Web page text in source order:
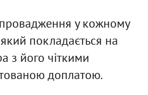
у кожному
покладається на
з його чіткими
доплатою.